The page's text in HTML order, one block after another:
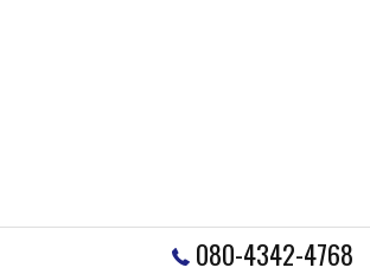
080-4342-4768